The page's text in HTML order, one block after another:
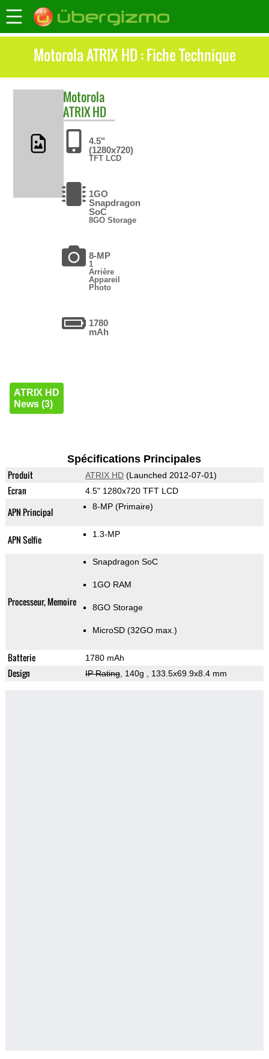
Motorola ATRIX HD : Fiche Technique
Motorola
ATRIX HD
4.5"
(1280x720)
TFT LCD
1GO
Snapdragon
SoC
8GO Storage
8-MP
1
Arrière
Appareil
Photo
1780
mAh
ATRIX HD
News (3)
Spécifications Principales
Produit ATRIX HD(Launched 2012-07-01)
Ecran 4.5" 1280x720 TFT LCD
APN Principal 8-MP (Primaire)
APN Selfie 1.3-MP
Processeur, Memoire
Snapdragon SoC
1GO RAM
8GO Storage
MicroSD (32GO max.)
Batterie 1780 mAh
Design IP Rating, 140g , 133.5x69.9x8.4 mm